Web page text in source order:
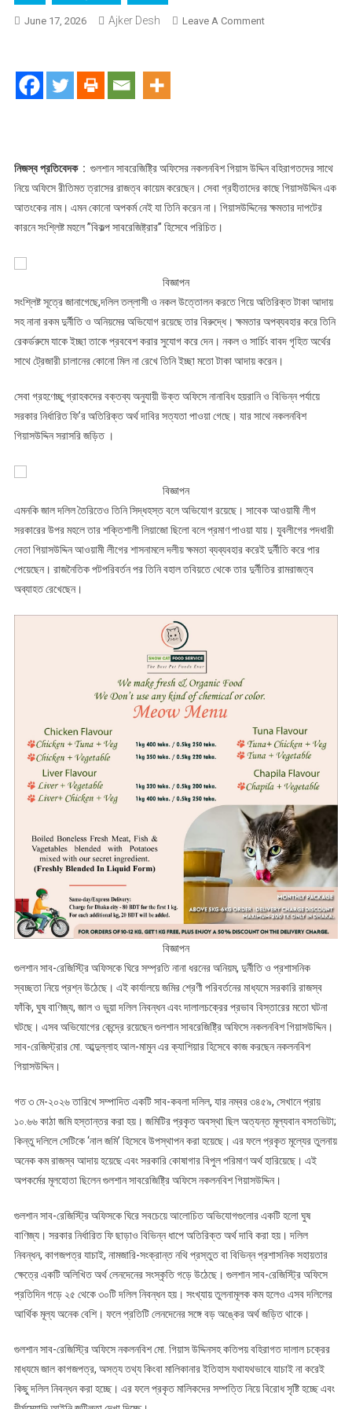
June 17, 2026 Ajker Desh Leave A CommentOn
!
নিজস্ব প্রতিবেদক : গুলশান সাবরেজিষ্ট্রি অফিসের নকলনবিশ গিয়াস উদ্দিন বহিরাগতদের সাথে
নিয়ে অফিসে রীতিমত ত্রাসের রাজত্ব কায়েম করেছেন। সেবা গ্রহীতাদের কাছে গিয়াসউদ্দিন এক
আতংকের নাম। এমন কোনো অপকর্ম নেই যা তিনি করেন না। গিয়াসউদ্দিনের ক্ষমতার দাপটের
কারনে সংশ্লিষ্ট মহলে ”বিকল্প সাবরেজিষ্ট্রার” হিসেবে পরিচিত।
বিজ্ঞাপন
সংশ্লিষ্ট সূত্রে জানাগেছে,দলিল তল্লাসী ও নকল উত্তোলন করতে গিয়ে অতিরিক্ত টাকা আদায়
সহ নানা রকম দুর্নীতি ও অনিয়মের অভিযোগ রয়েছে তার বিরুদ্ধে। ক্ষমতার অপব্যবহার করে তিনি
রেকর্ডরুমে যাকে ইচ্ছা তাকে প্রববেশ করার সুযোগ করে দেন। নকল ও সার্চিং বাবদ গৃহিত অর্থের
সাথে ট্রেজারী চালানের কোনো মিল না রেখে তিনি ইচ্ছা মতো টাকা আদায় করেন।
সেবা গ্রহণেচ্ছু গ্রাহকদের বক্তব্য অনুযায়ী উক্ত অফিসে নানাবিধ হয়রানি ও বিভিন্ন পর্যায়ে
সরকার নির্ধারিত ফি’র অতিরিক্ত অর্থ দাবির সত্যতা পাওয়া গেছে। যার সাথে নকলনবিশ
গিয়াসউদ্দিন সরাসরি জড়িত ।
বিজ্ঞাপন
এমনকি জাল দলিল তৈরিতেও তিনি সিদ্ধহস্ত বলে অভিযোগ রয়েছে। সাবেক আওয়ামী লীগ
সরকারের উপর মহলে তার শক্তিশালী লিয়াজো ছিলো বলে প্রমাণ পাওয়া যায়। যুবলীগের পদধারী
নেতা গিয়াসউদ্দিন আওয়ামী লীগের শাসনামলে দলীয় ক্ষমতা ব্যব্যবহার করেই দুর্নীতি করে পার
পেয়েছেন। রাজনৈতিক পটপরিবর্তন পর তিনি বহাল তবিয়তে থেকে তার দুর্নীতির রামরাজত্ব
অব্যাহত রেখেছেন।
বিজ্ঞাপন
গুলশান সাব-রেজিস্ট্রি অফিসকে ঘিরে সম্প্রতি নানা ধরনের অনিয়ম, দুর্নীতি ও প্রশাসনিক
স্বচ্ছতা নিয়ে প্রশ্ন উঠেছে। এই কার্যালয়ে জমির শ্রেণী পরিবর্তনের মাধ্যমে সরকারি রাজস্ব
ফাঁকি, ঘুষ বাণিজ্য, জাল ও ভুয়া দলিল নিবন্ধন এবং দালালচক্রের প্রভাব বিস্তারের মতো ঘটনা
ঘটছে। এসব অভিযোগের কেন্দ্রে রয়েছেন গুলশান সাবরেজিষ্ট্রি অফিসে নকলনবিশ গিয়াসউদ্দিন।
সাব-রেজিস্ট্রার মো. আব্দুল্লাহ আল-মামুন এর ক্যাশিয়ার হিসেবে কাজ করছেন নকলনবিশ
গিয়াসউদ্দিন।
গত ৩ মে-২০২৬ তারিখে সম্পাদিত একটি সাব-কবলা দলিল, যার নম্বর ৩৪৫৯, সেখানে প্রায়
১০.৬৬ কাঠা জমি হস্তান্তর করা হয়। জমিটির প্রকৃত অবস্থা ছিল অত্যন্ত মূল্যবান বসতভিটা;
কিন্তু দলিলে সেটিকে ‘নাল জমি’ হিসেবে উপস্থাপন করা হয়েছে। এর ফলে প্রকৃত মূল্যের তুলনায়
অনেক কম রাজস্ব আদায় হয়েছে এবং সরকারি কোষাগার বিপুল পরিমাণ অর্থ হারিয়েছে। এই
অপকর্মের মূলহোতা ছিলেন গুলশান সাবরেজিষ্ট্রি অফিসে নকলনবিশ গিয়াসউদ্দিন।
গুলশান সাব-রেজিস্ট্রি অফিসকে ঘিরে সবচেয়ে আলোচিত অভিযোগগুলোর একটি হলো ঘুষ
বাণিজ্য। সরকার নির্ধারিত ফি ছাড়াও বিভিন্ন ধাপে অতিরিক্ত অর্থ দাবি করা হয়। দলিল
নিবন্ধন, কাগজপত্র যাচাই, নামজারি-সংক্রান্ত নথি প্রস্তুত বা বিভিন্ন প্রশাসনিক সহায়তার
ক্ষেত্রে একটি অলিখিত অর্থ লেনদেনের সংস্কৃতি গড়ে উঠেছে। গুলশান সাব-রেজিস্ট্রি অফিসে
প্রতিদিন গড়ে ২৫ থেকে ৩০টি দলিল নিবন্ধন হয়। সংখ্যায় তুলনামূলক কম হলেও এসব দলিলের
আর্থিক মূল্য অনেক বেশি। ফলে প্রতিটি লেনদেনের সঙ্গে বড় অঙ্কের অর্থ জড়িত থাকে।
গুলশান সাব-রেজিস্ট্রি অফিসে নকলনবিশ মো. গিয়াস উদ্দিনসহ কতিপয় বহিরাগত দালাল চক্রের
মাধ্যমে জাল কাগজপত্র, অসত্য তথ্য কিংবা মালিকানার ইতিহাস যথাযথভাবে যাচাই না করেই
কিছু দলিল নিবন্ধন করা হচ্ছে। এর ফলে প্রকৃত মালিকদের সম্পত্তি নিয়ে বিরোধ সৃষ্টি হচ্ছে এবং